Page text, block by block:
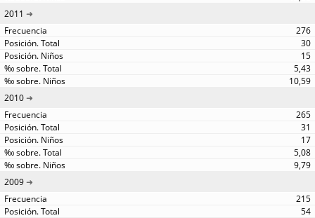
2011
276
30
15
5,43
10,59
2010
265
31
17
5,08
9,79
2009
215
54